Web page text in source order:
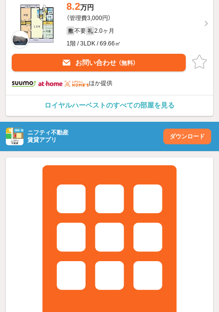
8.2万円
（管理費3,000円）
敷 不要 礼 2.0ヶ月
1階 / 3LDK / 69.66㎡
お問い合わせ （無料）
ほか提供
ロイヤルハーベストのすべての部屋を見る
ニフティ不動産
賃貸アプリ
ダウンロード